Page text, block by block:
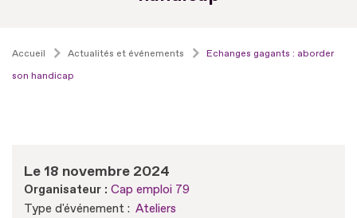
Accueil Actualités et événements
Echanges gagants : aborder
son handicap
Le 18 novembre 2024
Organisateur : Cap emploi 79
Type d'événement : Ateliers